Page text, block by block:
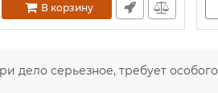
В корзину
дело серьезное, требует